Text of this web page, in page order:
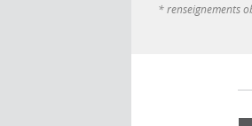
* renseignements